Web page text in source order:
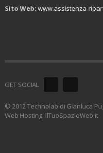
Sito Web: www.assistenza-
GET SOCIAL
© 2012 Technolab di Gianluca
Web Hosting: IlTuoSpazioWeb.it